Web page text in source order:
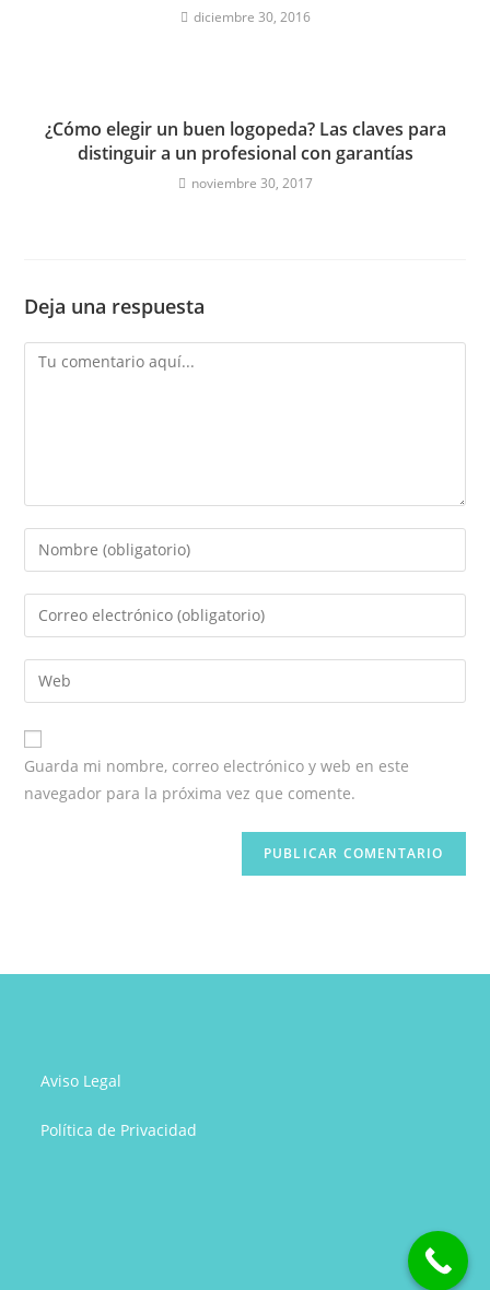
diciembre 30, 2016
¿Cómo elegir un buen logopeda? Las claves para
distinguir a un profesional con garantías
noviembre 30, 2017
Deja una respuesta
Comentario
Introduce
tu
nombre
de
usuario
para
comentar
Introduce
tu
dirección
de
electrónico
para
comentar
Introduce
la
URL
de
Guarda mi nombre, correo electrónico y web en este
navegador para la próxima vez que comente.
Aviso Legal
Política de Privacidad